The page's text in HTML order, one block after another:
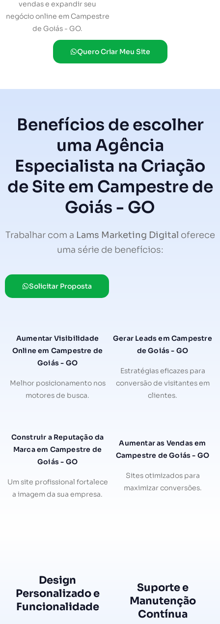
vendas e expandir seu
negócio online em Campestre
de Goiás - GO.
Quero Criar Meu Site
Benefícios de escolher
uma Agência
Especialista na Criação
de Site em Campestre de
Goiás - GO
Trabalhar com a Lams Marketing Digital oferece
uma série de benefícios:
Solicitar Proposta
Aumentar Visibilidade
Online em Campestre de
Goiás - GO
Melhor posicionamento nos
motores de busca.
Gerar Leads em Campestre
de Goiás - GO
Estratégias eficazes para
conversão de visitantes em
clientes.
Construir a Reputação da
Marca em Campestre de
Goiás - GO
Um site profissional fortalece
a imagem da sua empresa.
Aumentar as Vendas em
Campestre de Goiás - GO
Sites otimizados para
maximizar conversões.
Design
Personalizado e
Funcionalidade
Suporte e
Manutenção
Contínua